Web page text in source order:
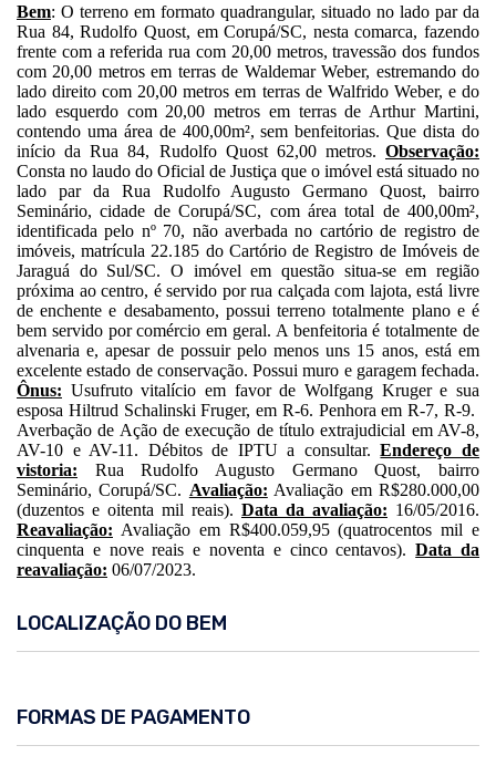
Bem: O terreno em formato quadrangular, situado no lado par da
Rua 84, Rudolfo Quost, em Corupá/SC, nesta comarca, fazendo
frente com a referida rua com 20,00 metros, travessão dos fundos
com 20,00 metros em terras de Waldemar Weber, estremando do
lado direito com 20,00 metros em terras de Walfrido Weber, e do
lado esquerdo com 20,00 metros em terras de Arthur Martini,
contendo uma área de 400,00m², sem benfeitorias. Que dista do
início da Rua 84, Rudolfo Quost 62,00 metros. Observação:
Consta no laudo do Oficial de Justiça que o imóvel está situado no
lado par da Rua Rudolfo Augusto Germano Quost, bairro
Seminário, cidade de Corupá/SC, com área total de 400,00m²,
identificada pelo nº 70, não averbada no cartório de registro de
imóveis, matrícula 22.185 do Cartório de Registro de Imóveis de
Jaraguá do Sul/SC. O imóvel em questão situa-se em região
próxima ao centro, é servido por rua calçada com lajota, está livre
de enchente e desabamento, possui terreno totalmente plano e é
bem servido por comércio em geral. A benfeitoria é totalmente de
alvenaria e, apesar de possuir pelo menos uns 15 anos, está em
excelente estado de conservação. Possui muro e garagem fechada.
Ônus: Usufruto vitalício em favor de Wolfgang Kruger e sua
esposa Hiltrud Schalinski Fruger, em R-6. Penhora em R-7, R-9.
Averbação de Ação de execução de título extrajudicial em AV-8,
AV-10 e AV-11. Débitos de IPTU a consultar.Endereço de
vistoria: Rua Rudolfo Augusto Germano Quost, bairro
Seminário, Corupá/SC. Avaliação: Avaliação em R$280.000,00
(duzentos e oitenta mil reais). Data da avaliação: 16/05/2016.
Reavaliação: Avaliação em R$400.059,95 (quatrocentos mil e
cinquenta e nove reais e noventa e cinco centavos).Data da
reavaliação: 06/07/2023.
LOCALIZAÇÃO DO BEM
FORMAS DE PAGAMENTO